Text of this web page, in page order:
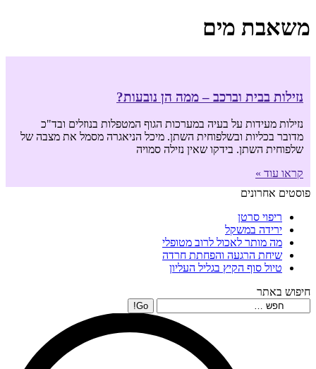
משאבת מים
נזילות בבית וברכב – ממה הן נובעות?
נזילות מעידות על בעיה במערכות הגוף המטפלות בנוזלים ובד"כ
מדובר בכליות ובשלפוחית השתן. מיכל הניאגרה מסמל את מצבה של
שלפוחית השתן. בידקו שאין נזילה סמויה
קראו עוד »
פוסטים אחרונים
ריפוי סרטן
ירידה במשקל
מה מותר לאכול לרוב מטופלי
שיחת הרגעה והפחתת חרדה
טיול סוף הקיץ בגליל העליון
חיפוש באתר
Search: